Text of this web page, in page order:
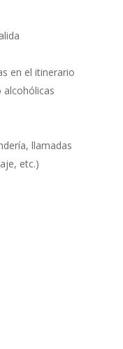
en el itinerario
alcohólicas
llamadas
etc.)